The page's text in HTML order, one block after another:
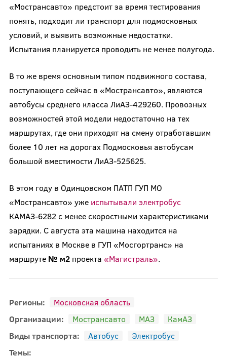
«Мострансавто» предстоит за время тестирования
понять, подходит ли транспорт для подмосковных
условий, и выявить возможные недостатки.
Испытания планируется проводить не менее полугода.
В то же время основным типом подвижного состава,
поступающего сейчас в «Мострансавто», являются
автобусы среднего класса ЛиАЗ-429260. Провозных
возможностей этой модели недостаточно на тех
маршрутах, где они приходят на смену отработавшим
более 10 лет на дорогах Подмосковья автобусам
большой вместимости ЛиАЗ-525625.
В этом году в Одинцовском ПАТП ГУП МО
«Мострансавто» уже испытывали электробус
КАМАЗ-6282 с менее скоростными характеристиками
зарядки. С августа эта машина находится на
испытаниях в Москве в ГУП «Мосгортранс» на
маршруте № м2проекта «Магистраль».
Регионы:
Московская область
Организации:
Мострансавто МАЗ
КамАЗ
Виды транспорта:
Автобус
Электробус
Темы: